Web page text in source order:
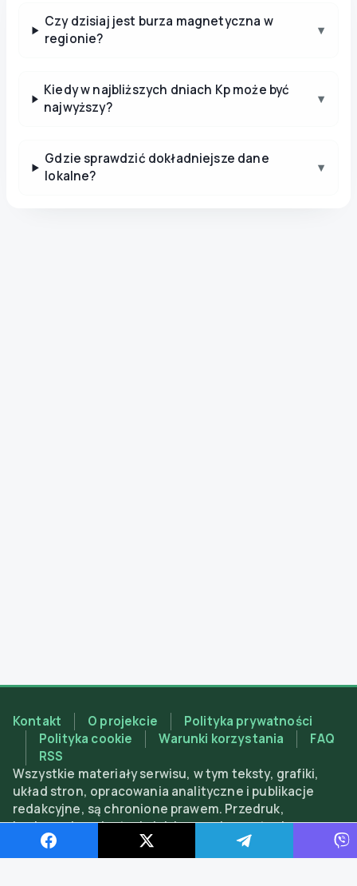
Czy dzisiaj jest burza magnetyczna w
regionie?
▾
Kiedy w najbliższych dniach Kp może być
najwyższy?
▾
Gdzie sprawdzić dokładniejsze dane
lokalne?
▾
Kontakt O projekcie
Polityka prywatności
Polityka cookie
Warunki korzystania
FAQ
RSS
Wszystkie materiały serwisu, w tym teksty, grafiki,
układ stron, opracowania analityczne i publikacje
redakcyjne, są chronione prawem. Przedruk,
kopiowanie, adaptacja lub inne wykorzystanie
materiałów są dozwolone wyłącznie z obowiązkowym
aktywnym linkiem do magnitca.com; użycie bez